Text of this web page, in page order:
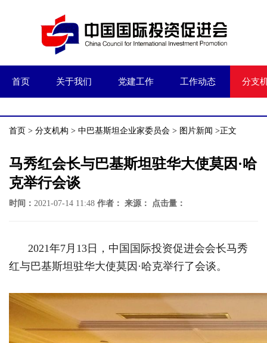
首页 关于我们 党建工作 工作动态 分支
首页 > 分支机构 > 中巴基斯坦企业家委员会 > 图片新闻 >正文
马秀红会长与巴基斯坦驻华大使莫因·哈
克举行会谈
时间： 2021-07-14 11:48 作者： 来源： 点击量：
2021年7月13日，中国国际投资促进会会长马秀
红与巴基斯坦驻华大使莫因·哈克举行了会谈。